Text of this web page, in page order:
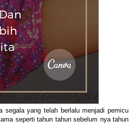
segala yang telah berlalu menjadi pemicu
seperti tahun tahun sebelum nya tahun